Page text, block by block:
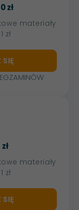
zł
materiały
zł
SIĘ
materiały
zł
SIĘ